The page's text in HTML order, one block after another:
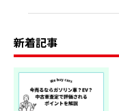
新着記事